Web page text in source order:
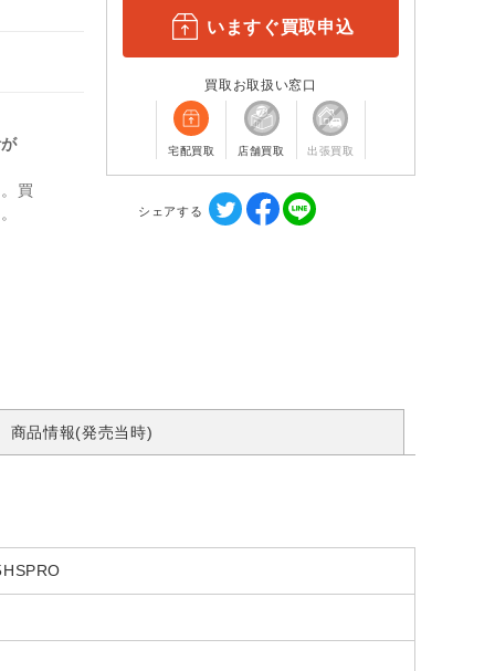
買
いますぐ買取申込
買取お取扱い窓口
宅配買取 店舗買取 出張買取
シェアする
商品情報(発売当時)